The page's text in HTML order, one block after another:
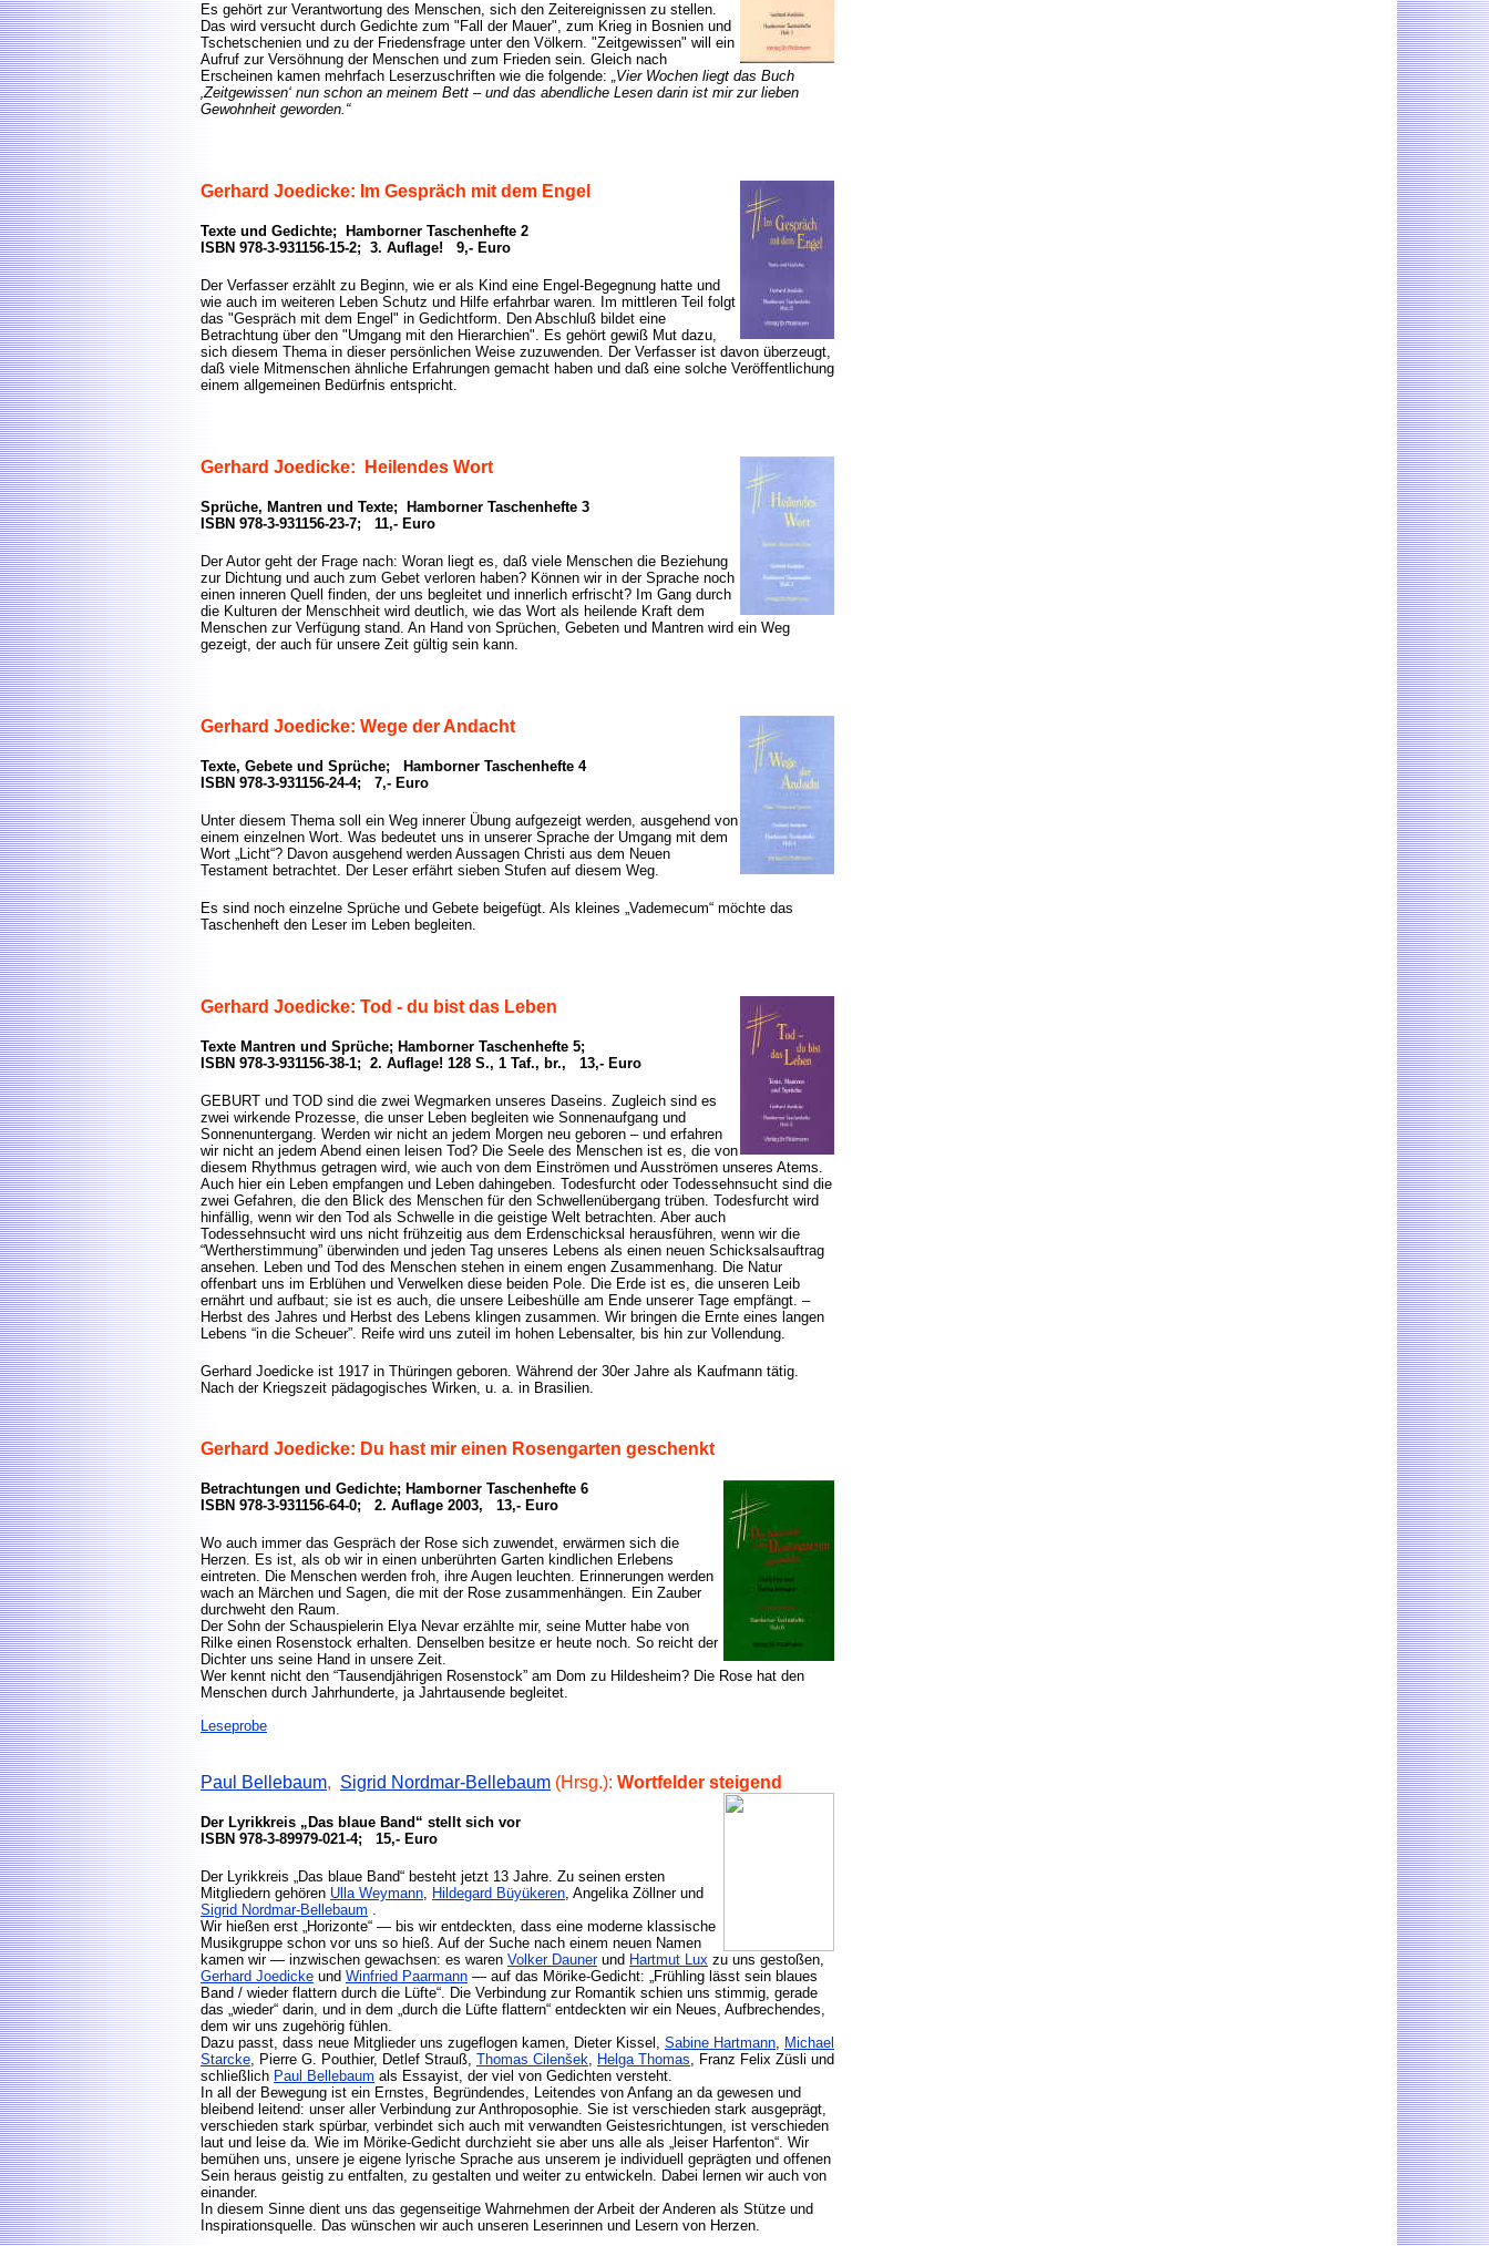
Es gehört zur Verantwortung des Menschen, sich den Zeitereignissen zu stellen.
Das wird versucht durch Gedichte zum "Fall der Mauer", zum Krieg in Bosnien und
Tschetschenien und zu der Friedensfrage unter den Völkern. "Zeitgewissen" will ein
Aufruf zur Versöhnung der Menschen und zum Frieden sein. Gleich nach
Erscheinen kamen mehrfach Leserzuschriften wie die folgende: „Vier Wochen liegt das Buch
‚Zeitgewissen‘ nun schon an meinem Bett – und das abendliche Lesen darin ist mir zur lieben
Gewohnheit geworden.“
Gerhard Joedicke: Im Gespräch mit dem Engel
Texte und Gedichte; Hamborner Taschenhefte 2
ISBN 978-3-931156-15-2; 3. Auflage! 9,- Euro
Der Verfasser erzählt zu Beginn, wie er als Kind eine Engel-Begegnung hatte und
wie auch im weiteren Leben Schutz und Hilfe erfahrbar waren. Im mittleren Teil folgt
das "Gespräch mit dem Engel" in Gedichtform. Den Abschluß bildet eine
Betrachtung über den "Umgang mit den Hierarchien". Es gehört gewiß Mut dazu,
sich diesem Thema in dieser persönlichen Weise zuzuwenden. Der Verfasser ist davon überzeugt,
daß viele Mitmenschen ähnliche Erfahrungen gemacht haben und daß eine solche Veröffentlichung
einem allgemeinen Bedürfnis entspricht.
Gerhard Joedicke: Heilendes Wort
Sprüche, Mantren und Texte; Hamborner Taschenhefte 3
ISBN 978-3-931156-23-7; 11,- Euro
Der Autor geht der Frage nach: Woran liegt es, daß viele Menschen die Beziehung
zur Dichtung und auch zum Gebet verloren haben? Können wir in der Sprache noch
einen inneren Quell finden, der uns begleitet und innerlich erfrischt? Im Gang durch
die Kulturen der Menschheit wird deutlich, wie das Wort als heilende Kraft dem
Menschen zur Verfügung stand. An Hand von Sprüchen, Gebeten und Mantren wird ein Weg
gezeigt, der auch für unsere Zeit gültig sein kann.
Gerhard Joedicke: Wege der Andacht
Texte, Gebete und Sprüche; Hamborner Taschenhefte 4
ISBN 978-3-931156-24-4; 7,- Euro
Unter diesem Thema soll ein Weg innerer Übung aufgezeigt werden, ausgehend von
einem einzelnen Wort. Was bedeutet uns in unserer Sprache der Umgang mit dem
Wort „Licht“? Davon ausgehend werden Aussagen Christi aus dem Neuen
Testament betrachtet. Der Leser erfährt sieben Stufen auf diesem Weg.
Es sind noch einzelne Sprüche und Gebete beigefügt. Als kleines „Vademecum“ möchte das
Taschenheft den Leser im Leben begleiten.
Gerhard Joedicke: Tod - du bist das Leben
Texte Mantren und Sprüche; Hamborner Taschenhefte 5;
ISBN 978-3-931156-38-1; 2. Auflage! 128 S., 1 Taf., br., 13,- Euro
GEBURT und TOD sind die zwei Wegmarken unseres Daseins. Zugleich sind es
zwei wirkende Prozesse, die unser Leben begleiten wie Sonnenaufgang und
Sonnenuntergang. Werden wir nicht an jedem Morgen neu geboren – und erfahren
wir nicht an jedem Abend einen leisen Tod? Die Seele des Menschen ist es, die von
diesem Rhythmus getragen wird, wie auch von dem Einströmen und Ausströmen unseres Atems.
Auch hier ein Leben empfangen und Leben dahingeben. Todesfurcht oder Todessehnsucht sind die
zwei Gefahren, die den Blick des Menschen für den Schwellenübergang trüben. Todesfurcht wird
hinfällig, wenn wir den Tod als Schwelle in die geistige Welt betrachten. Aber auch
Todessehnsucht wird uns nicht frühzeitig aus dem Erdenschicksal herausführen, wenn wir die
“Wertherstimmung” überwinden und jeden Tag unseres Lebens als einen neuen Schicksalsauftrag
ansehen. Leben und Tod des Menschen stehen in einem engen Zusammenhang. Die Natur
offenbart uns im Erblühen und Verwelken diese beiden Pole. Die Erde ist es, die unseren Leib
ernährt und aufbaut; sie ist es auch, die unsere Leibeshülle am Ende unserer Tage empfängt. –
Herbst des Jahres und Herbst des Lebens klingen zusammen. Wir bringen die Ernte eines langen
Lebens “in die Scheuer”. Reife wird uns zuteil im hohen Lebensalter, bis hin zur Vollendung.
Gerhard Joedicke ist 1917 in Thüringen geboren. Während der 30er Jahre als Kaufmann tätig.
Nach der Kriegszeit pädagogisches Wirken, u. a. in Brasilien.
Gerhard Joedicke: Du hast mir einen Rosengarten geschenkt
Betrachtungen und Gedichte; Hamborner Taschenhefte 6
ISBN 978-3-931156-64-0; 2. Auflage 2003, 13,- Euro
Wo auch immer das Gespräch der Rose sich zuwendet, erwärmen sich die
Herzen. Es ist, als ob wir in einen unberührten Garten kindlichen Erlebens
eintreten. Die Menschen werden froh, ihre Augen leuchten. Erinnerungen werden
wach an Märchen und Sagen, die mit der Rose zusammenhängen. Ein Zauber
durchweht den Raum.
Der Sohn der Schauspielerin Elya Nevar erzählte mir, seine Mutter habe von
Rilke einen Rosenstock erhalten. Denselben besitze er heute noch. So reicht der
Dichter uns seine Hand in unsere Zeit.
Wer kennt nicht den “Tausendjährigen Rosenstock” am Dom zu Hildesheim? Die Rose hat den
Menschen durch Jahrhunderte, ja Jahrtausende begleitet.
Leseprobe
Paul Bellebaum, Sigrid Nordmar-Bellebaum (Hrsg.): Wortfelder steigend
Der Lyrikkreis „Das blaue Band“ stellt sich vor
ISBN 978-3-89979-021-4; 15,- Euro
Der Lyrikkreis „Das blaue Band“ besteht jetzt 13 Jahre. Zu seinen ersten
Mitgliedern gehören Ulla Weymann, Hildegard Büyükeren, Angelika Zöllner und
Sigrid Nordmar-Bellebaum .
Wir hießen erst „Horizonte“ — bis wir entdeckten, dass eine moderne klassische
Musikgruppe schon vor uns so hieß. Auf der Suche nach einem neuen Namen
kamen wir — inzwischen gewachsen: es waren Volker Daunerund Hartmut Lux zu uns gestoßen,
Gerhard Joedicke und Winfried Paarmann — auf das Mörike-Gedicht: „Frühling lässt sein blaues
Band / wieder flattern durch die Lüfte“. Die Verbindung zur Romantik schien uns stimmig, gerade
das „wieder“ darin, und in dem „durch die Lüfte flattern“ entdeckten wir ein Neues, Aufbrechendes,
dem wir uns zugehörig fühlen.
Dazu passt, dass neue Mitglieder uns zugeflogen kamen, Dieter Kissel, Sabine Hartmann, Michael
Starcke, Pierre G. Pouthier, Detlef Strauß, Thomas Cilenšek, Helga Thomas, Franz Felix Züsli und
schließlich Paul Bellebaum als Essayist, der viel von Gedichten versteht.
In all der Bewegung ist ein Ernstes, Begründendes, Leitendes von Anfang an da gewesen und
bleibend leitend: unser aller Verbindung zur Anthroposophie. Sie ist verschieden stark ausgeprägt,
verschieden stark spürbar, verbindet sich auch mit verwandten Geistesrichtungen, ist verschieden
laut und leise da. Wie im Mörike-Gedicht durchzieht sie aber uns alle als „leiser Harfenton“. Wir
bemühen uns, unsere je eigene lyrische Sprache aus unserem je individuell geprägten und offenen
Sein heraus geistig zu entfalten, zu gestalten und weiter zu entwickeln. Dabei lernen wir auch von
einander.
In diesem Sinne dient uns das gegenseitige Wahrnehmen der Arbeit der Anderen als Stütze und
Inspirationsquelle. Das wünschen wir auch unseren Leserinnen und Lesern von Herzen.